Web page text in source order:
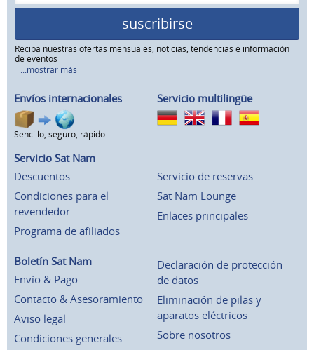
suscribirse
Reciba nuestras ofertas mensuales, noticias, tendencias e información
de eventos
...mostrar más
Envíos internacionales
Sencillo, seguro, rápido
Servicio multilingüe
Servicio Sat Nam
Descuentos
Condiciones para el
revendedor
Programa de afiliados
Servicio de reservas
Sat Nam Lounge
Enlaces principales
Boletín Sat Nam
Envío & Pago
Contacto & Asesoramiento
Aviso legal
Condiciones generales
Declaración de protección
de datos
Eliminación de pilas y
aparatos eléctricos
Sobre nosotros